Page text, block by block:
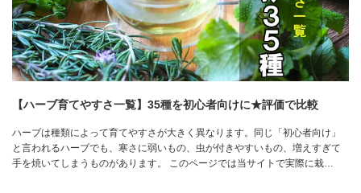
【ハーブ育てやすさ一覧】35種を初心者向けに★評価で比較
ハーブは種類によって育てやすさが大きく異なります。同じ「初心者向け」
と言われるハーブでも、寒さに弱いもの、虫が付きやすいもの、増えすぎて
手を焼いてしまうものがあります。 このページでは当サイトで実際に栽…